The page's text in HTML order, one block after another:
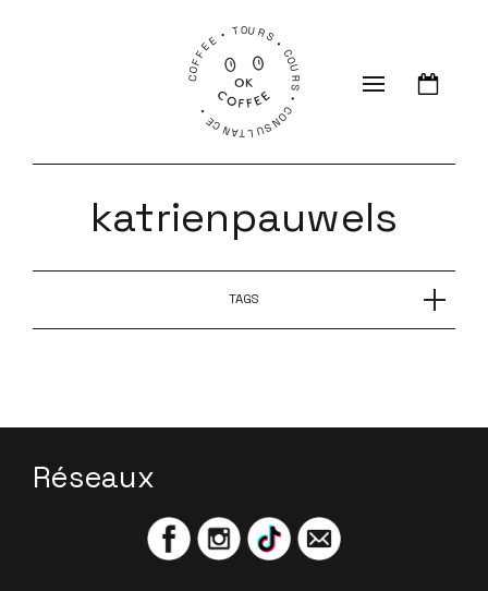
COFFEE • TOURS • COURS • CONSULTANCE •
katrienpauwels
TAGS
Réseaux